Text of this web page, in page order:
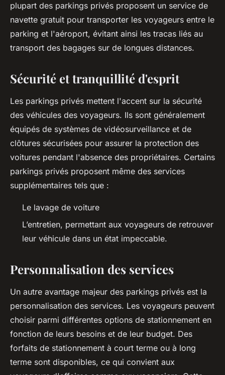
plupart des parkings privés proposent un service de
navette gratuit pour transporter les voyageurs entre le
parking et l'aéroport, évitant ainsi les tracas liés au
transport des bagages sur de longues distances.
Sécurité et tranquillité d'esprit
Les parkings privés mettent l'accent sur la sécurité
des véhicules des voyageurs. Ils sont généralement
équipés de systèmes de vidéosurveillance et de
clôtures sécurisées pour assurer la protection des
voitures pendant l'absence des propriétaires. Certains
parkings privés proposent même des services
supplémentaires tels que :
Le lavage de voiture
L’entretien, permettant aux voyageurs de retrouver
leur véhicule dans un état impeccable.
Personnalisation des services
Un autre avantage majeur des parkings privés est la
personnalisation des services. Les voyageurs peuvent
choisir parmi différentes options de stationnement en
fonction de leurs besoins et de leur budget. Des
forfaits de stationnement à court terme ou à long
terme sont disponibles, ce qui convient aux